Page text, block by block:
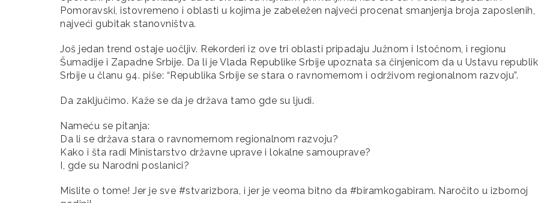
Pomoravski, istovremeno i oblasti u kojima je zabeležen najveći procenat smanjenja broja zaposlenih,
najveći gubitak stanovništva.
Još jedan trend ostaje uočljiv. Rekorderi iz ove tri oblasti pripadaju Južnom i Istočnom, i regionu
Šumadije i Zapadne Srbije. Da li je Vlada Republike Srbije upoznata sa činjenicom da u Ustavu
Srbije u članu 94. piše: “Republika Srbije se stara o ravnomernom i održivom regionalnom razvoju”.
Da zaključimo. Kaže se da je država tamo gde su ljudi.
Nameću se pitanja:
Da li se država stara o ravnomernom regionalnom razvoju?
Kako i šta radi Ministarstvo državne uprave i lokalne samouprave?
I, gde su Narodni poslanici?
Mislite o tome! Jer je sve #stvarizbora, i jer je veoma bitno da #biramkogabiram. Naročito u izbornoj